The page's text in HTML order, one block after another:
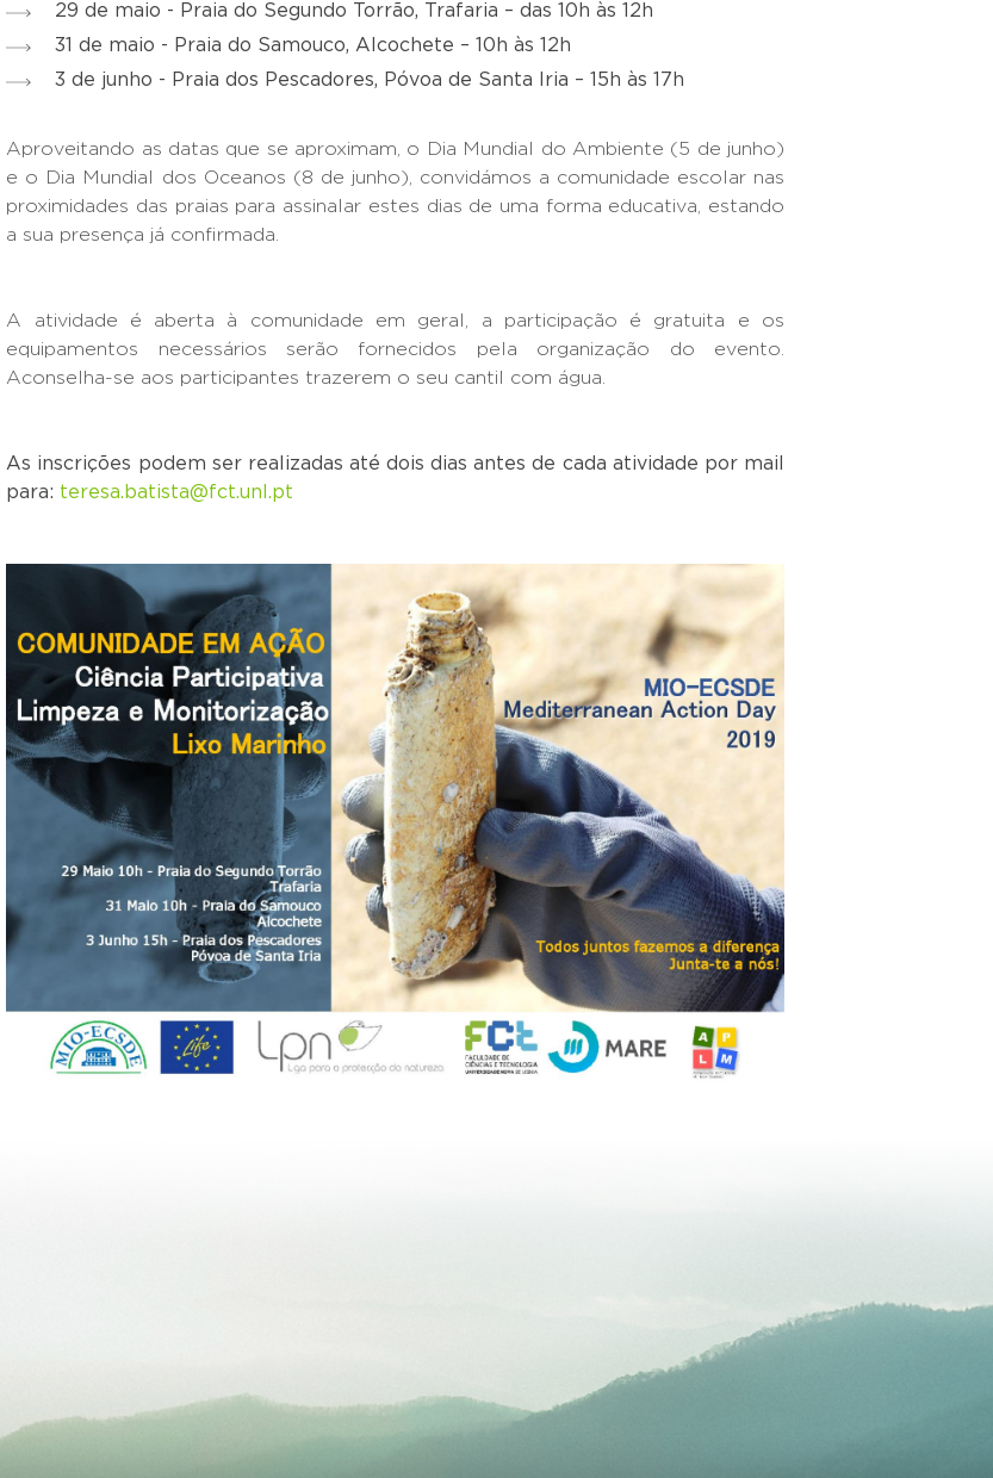
29 de maio - Praia do Segundo Torrão, Trafaria – das 10h às 12h
31 de maio - Praia do Samouco, Alcochete – 10h às 12h
3 de junho - Praia dos Pescadores, Póvoa de Santa Iria – 15h às 17h
Aproveitando as datas que se aproximam, o Dia Mundial do Ambiente (5 de junho)
e o Dia Mundial dos Oceanos (8 de junho), convidámos a comunidade escolar nas
proximidades das praias para assinalar estes dias de uma forma educativa, estando
a sua presença já confirmada.
A atividade é aberta à comunidade em geral, a participação é gratuita e os
equipamentos necessários serão fornecidos pela organização do evento.
Aconselha-se aos participantes trazerem o seu cantil com água.
As inscrições podem ser realizadas até dois dias antes de cada atividade por mail
para: teresa.batista@fct.unl.pt